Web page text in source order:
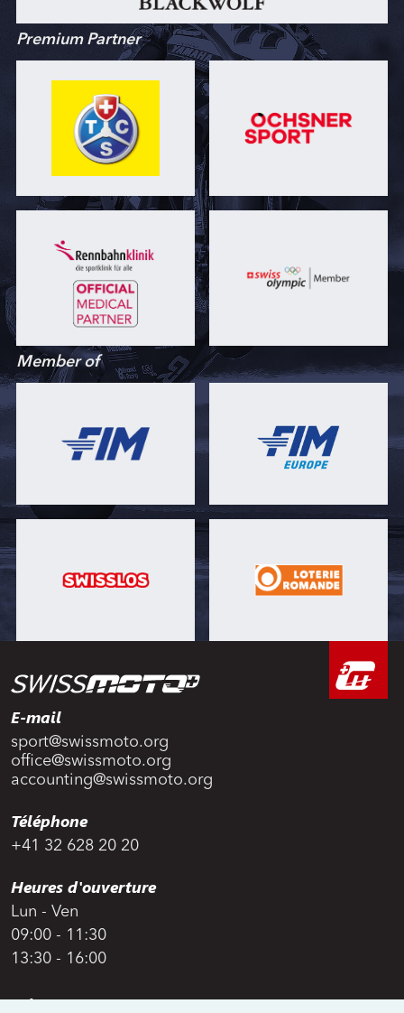
Premium Partner
Member of
E-mail
sport@swissmoto.org
office@swissmoto.org
accounting@swissmoto.org
Téléphone
+41 32 628 20 20
Heures d'ouverture
Lun - Ven
09:00 - 11:30
13:30 - 16:00
Adresse